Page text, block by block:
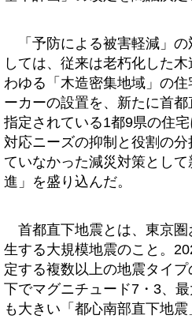
「予防による被害軽減」
しては、従来は老朽化した
わゆる「木造密集地域」の
ーカーの設置を、新たに首
指定されている1都9県の住
対応ニーズの抑制と役割の
ていなかった減災対策とし
進」を盛り込んだ。
首都直下地震とは、東京
生する大規模地震のこと。
定する複数以上の地震タイ
下でマグニチュード7・3、
も大きい「都心南部直下地